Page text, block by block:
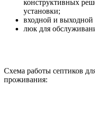
конструктивных
установки;
входной и выходной
люк для
Схема работы септиков
проживания: